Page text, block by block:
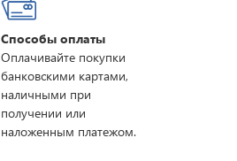
Способы оплаты
Оплачивайте покупки
банковскими картами,
наличными при
получении или
наложенным платежом.